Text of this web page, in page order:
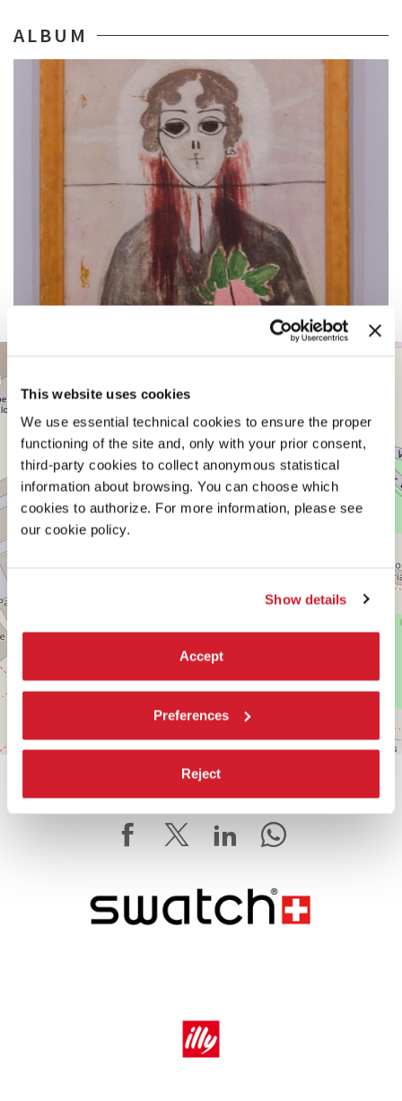
This website uses cookies
We use essential technical cookies to ensure the proper
functioning of the site and, only with your prior consent,
third-party cookies to collect anonymous statistical
information about browsing. You can choose which
cookies to authorize. For more information, please see
our cookie policy.
Show details
Accept
Preferences
Reject
ALBUM
CENTRALE
Leaflet| ©OpenStreetMapcontributors
CONDIVIDI SU